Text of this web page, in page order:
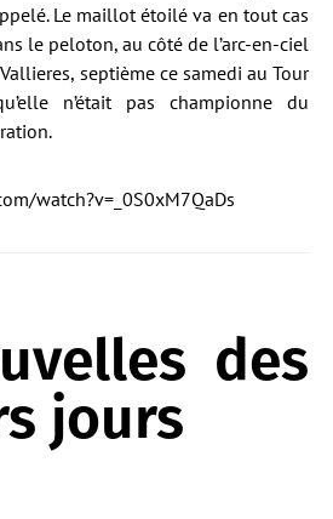
Le maillot étoilé va en tout cas
le peloton, au côté de l’arc-en-ciel
septième ce samedi au Tour
n’était pas championne du
watch?v=_0S0xM7QaDs
des
jours